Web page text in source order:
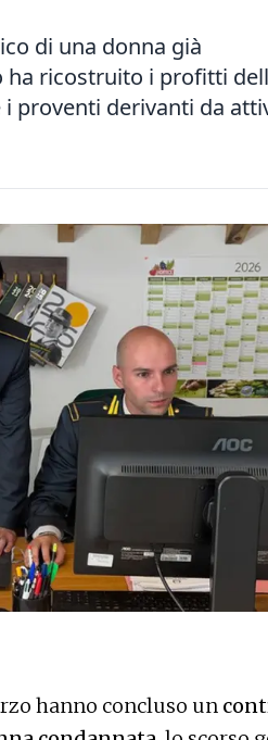
di una donna già
ha ricostruito i profitti
proventi derivanti da
hanno concluso un